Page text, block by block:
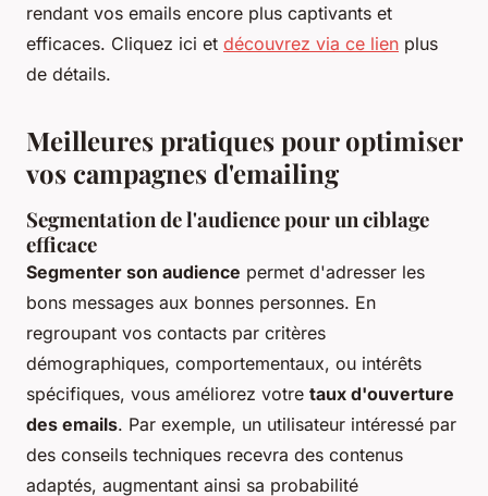
rendant vos emails encore plus captivants et
efficaces. Cliquez ici et découvrez via ce lien plus
de détails.
Meilleures pratiques pour optimiser
vos campagnes d'emailing
Segmentation de l'audience pour un ciblage
efficace
Segmenter son audience permet d'adresser les
bons messages aux bonnes personnes. En
regroupant vos contacts par critères
démographiques, comportementaux, ou intérêts
spécifiques, vous améliorez votre taux d'ouverture
des emails. Par exemple, un utilisateur intéressé par
des conseils techniques recevra des contenus
adaptés, augmentant ainsi sa probabilité